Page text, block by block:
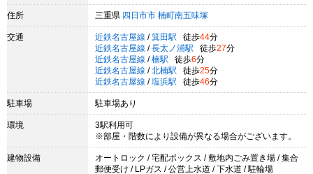
住所 三重県 四日市市 楠町南五味塚
交通 近鉄名古屋線 / 箕田駅 徒歩44分
近鉄名古屋線 / 長太ノ浦駅 徒歩27分
近鉄名古屋線 / 楠駅 徒歩6分
近鉄名古屋線 / 北楠駅 徒歩25分
近鉄名古屋線 / 塩浜駅 徒歩46分
駐車場 駐車場あり
環境
3駅利用可
※部屋・階数により設備が異なる場合がございます。
建物設備
オートロック / 宅配ボックス / 敷地内ごみ置き場 / 集合
郵便受け / LPガス / 公営上水道 / 下水道 / 駐輪場